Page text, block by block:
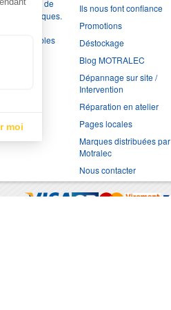
pompe de
électriques.
plus fiables
Ils nous font confiance
Promotions
Déstockage
Blog MOTRALEC
Dépannage sur site /
Intervention
Réparation en atelier
Pages locales
Marques distribuées par
Motralec
Nous contacter